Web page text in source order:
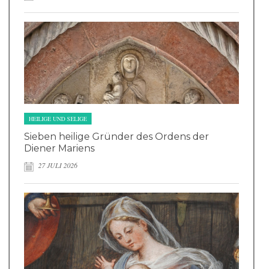
HEILIGE UND SELIGE
Sieben heilige Gründer des Ordens der
Diener Mariens
27 JULI 2026